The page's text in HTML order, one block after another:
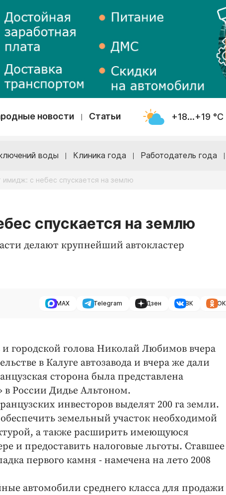
новости Статьи +18...+19 °С
воды Клиника года Работодатель года
имидж: с небес спускается на землю
спускается на землю
делают крупнейший автокластер
MAX Telegram Дзен ВК ОК
городской голова Николай Любимов вчера
в Калуге автозавода и вчера же дали
сторона была представлена
в России Дидье Альтоном.
инвесторов выделят 200 га земли.
земельный участок необходимой
а также расширить имеющуюся
и предоставить налоговые льготы. Ставшее
первого камня - намечена на лето 2008
автомобили среднего класса для продажи